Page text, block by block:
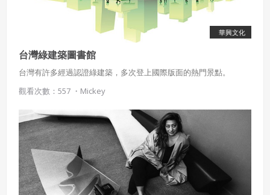
華興文化
台灣綠建築圖書館
台灣有許多經過認證綠建築，多次登上國際版面的熱門景點。
觀看次數：557 ・ Mickey